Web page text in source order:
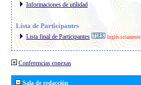
Informaciones de utilidad
Lista de Participantes
Lista final de Participantes Inglés solamente
Conferencias conexas
Sala de redacción